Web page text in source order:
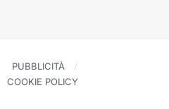
PUBBLICITÀ
COOKIE POLICY